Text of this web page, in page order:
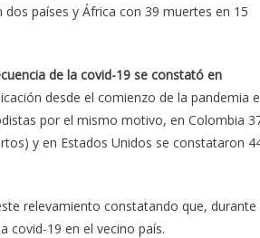
países y África con 39 muertes en 15
de la covid-19 se constató en
desde el comienzo de la pandemia
por el mismo motivo, en Colombia
y en Estados Unidos se constataron
relevamiento constatando que, durante
covid-19 en el vecino país.